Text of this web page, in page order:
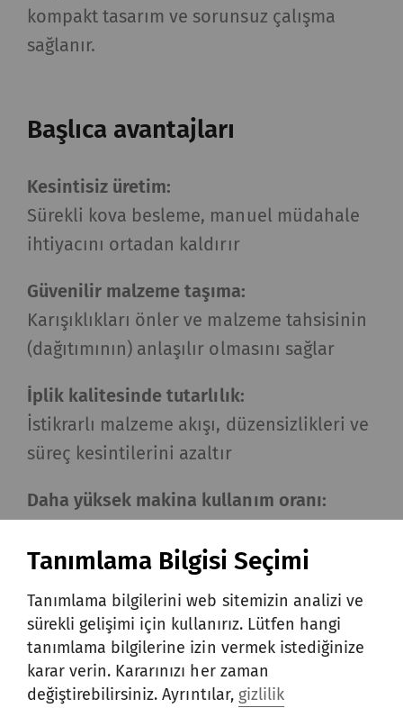
kompakt tasarım ve sorunsuz çalışma
sağlanır.
Başlıca avantajları
Kesintisiz üretim:
Sürekli kova besleme, manuel müdahale
ihtiyacını ortadan kaldırır
Güvenilir malzeme taşıma:
Karışıklıkları önler ve malzeme tahsisinin
(dağıtımının) anlaşılır olmasını sağlar
İplik kalitesinde tutarlılık:
İstikrarlı malzeme akışı, düzensizlikleri ve
süreç kesintilerini azaltır
Daha yüksek makina kullanım oranı:
(piecing) işlemleriyle sınırlandırılır.
Daha düşük işçilik maliyetleri:
Otomasyon, manuel taşıma ve elle
müdahale işlemlerinin yerini alır
Tanımlama Bilgisi Seçimi
Tanımlama bilgilerini web sitemizin analizi ve
sürekli gelişimi için kullanırız. Lütfen hangi
tanımlama bilgilerine izin vermek istediğinize
karar verin. Kararınızı her zaman
değiştirebilirsiniz. Ayrıntılar, gizlilik